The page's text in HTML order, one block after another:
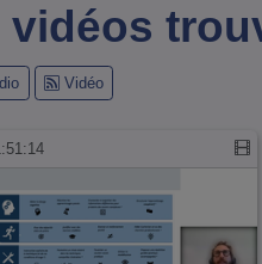
vidéos
Vidéo